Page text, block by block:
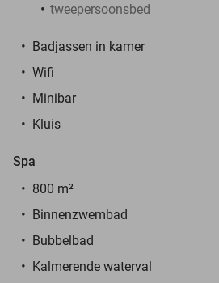
tweepersoonsbed
Badjassen in kamer
Wifi
Minibar
Kluis
Spa
800 m²
Binnenzwembad
Bubbelbad
Kalmerende waterval